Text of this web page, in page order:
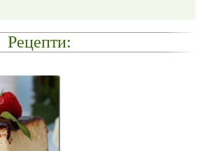
Рецепти: